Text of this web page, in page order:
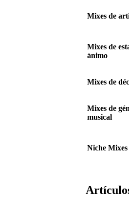
Mixes de
Mixes de
ánimo
Mixes de
Mixes de
musical
Niche Mixes